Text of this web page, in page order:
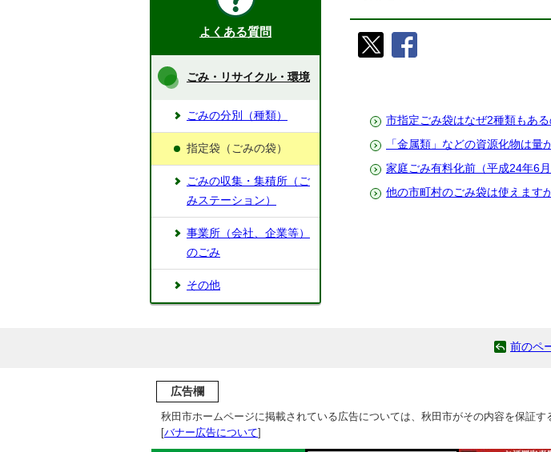
市指定ごみ袋はなぜ2種類もある
「金属類」などの資源化物は
家庭ごみ有料化前（平成24年6
他の市町村のごみ袋は使えます
よくある質問
ごみ・リサイクル・環境
ごみの分別（種類）
指定袋（ごみの袋）
ごみの収集・集積所（ご
みステーション）
事業所（会社、企業等）
のごみ
その他
前のペ
広告欄
秋田市ホームページに掲載されている広告については、秋田市がその内容を保証す
[バナー広告について]